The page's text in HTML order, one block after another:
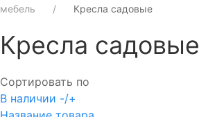
мебель
Кресла садовые
Кресла садовые
Сортировать по
В наличии -/+